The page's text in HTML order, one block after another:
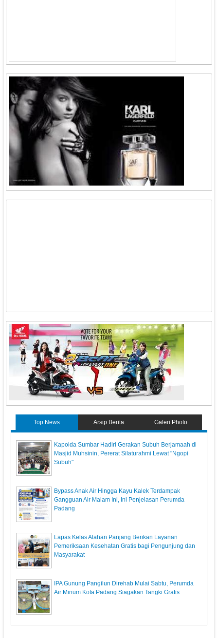
Top News Arsip Berita Galeri Photo
Kapolda Sumbar Hadiri Gerakan Subuh Berjamaah di
Masjid Muhsinin, Pererat Silaturahmi Lewat "Ngopi
Subuh"
Bypass Anak Air Hingga Kayu Kalek Terdampak
Gangguan Air Malam Ini, Ini Penjelasan Perumda
Padang
Lapas Kelas Alahan Panjang Berikan Layanan
Pemeriksaan Kesehatan Gratis bagi Pengunjung dan
Masyarakat
IPA Gunung Pangilun Direhab Mulai Sabtu, Perumda
Air Minum Kota Padang Siagakan Tangki Gratis